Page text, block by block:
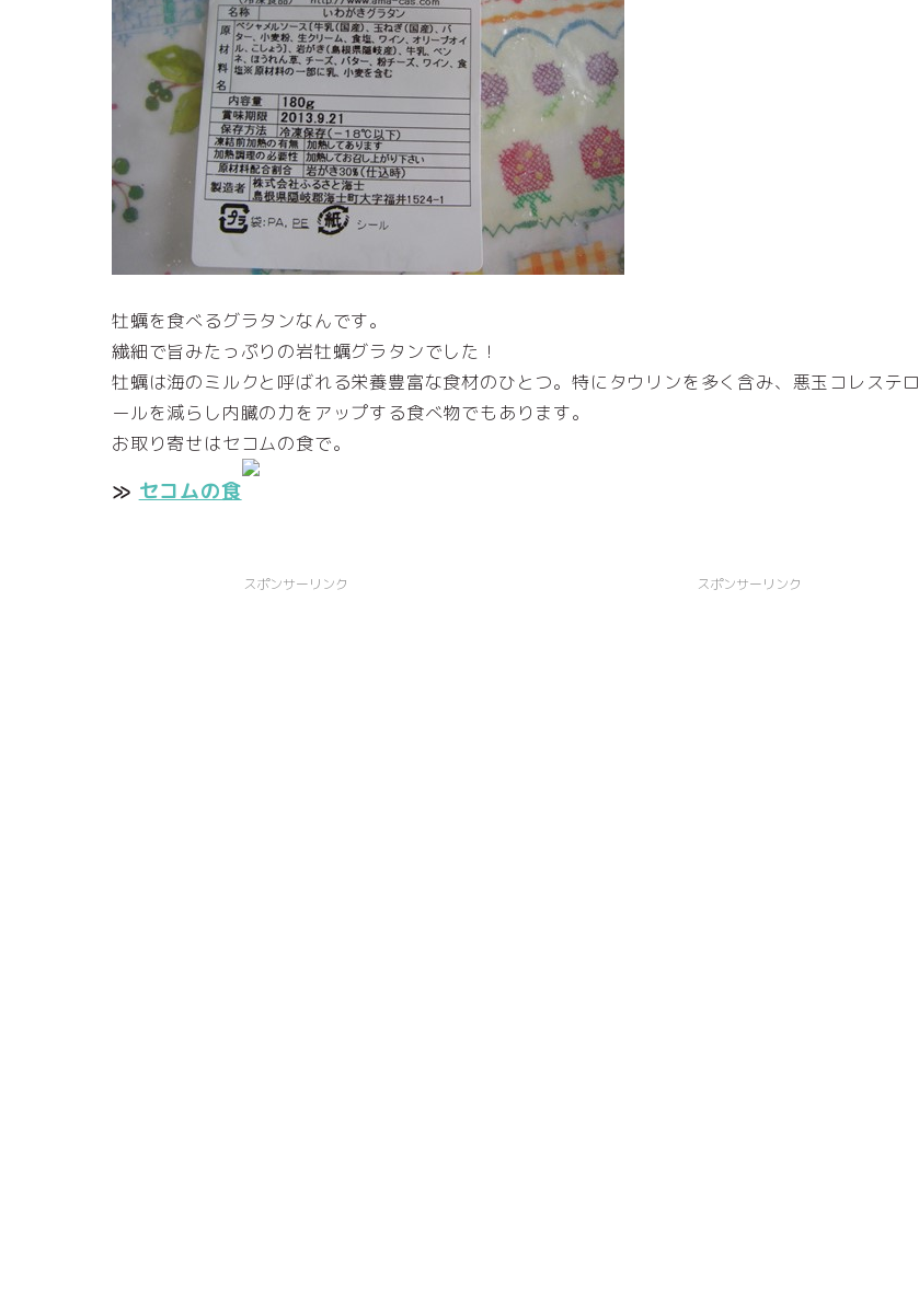
牡蠣を食べるグラタンなんです。
繊細で旨みたっぷりの岩牡蠣グラタンでした！
牡蠣は海のミルクと呼ばれる栄養豊富な食材のひとつ。特にタウリンを多く含み、悪玉コレステロ
ールを減らし内臓の力をアップする食べ物でもあります。
お取り寄せはセコムの食で。
≫ セコムの食
スポンサーリンク スポンサーリンク